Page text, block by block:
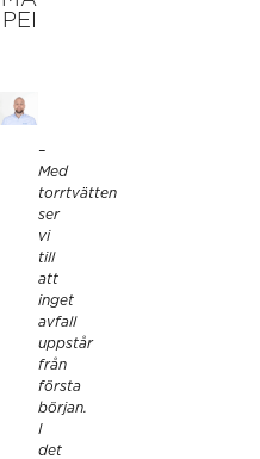
PEI
–
Med
torrtvätten
ser
vi
till
att
inget
avfall
uppstår
från
första
början.
I
det